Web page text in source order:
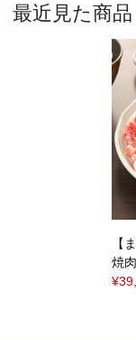
最近見た商品
【
焼